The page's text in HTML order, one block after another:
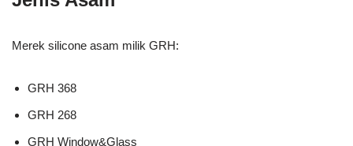
Merek silicone asam milik GRH:
GRH 368
GRH 268
GRH Window&Glass